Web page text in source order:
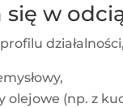
się w
olejowe (np. z